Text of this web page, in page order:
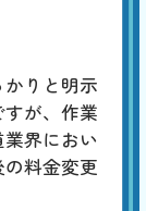
りと明示
が、作業
界におい
料金変更